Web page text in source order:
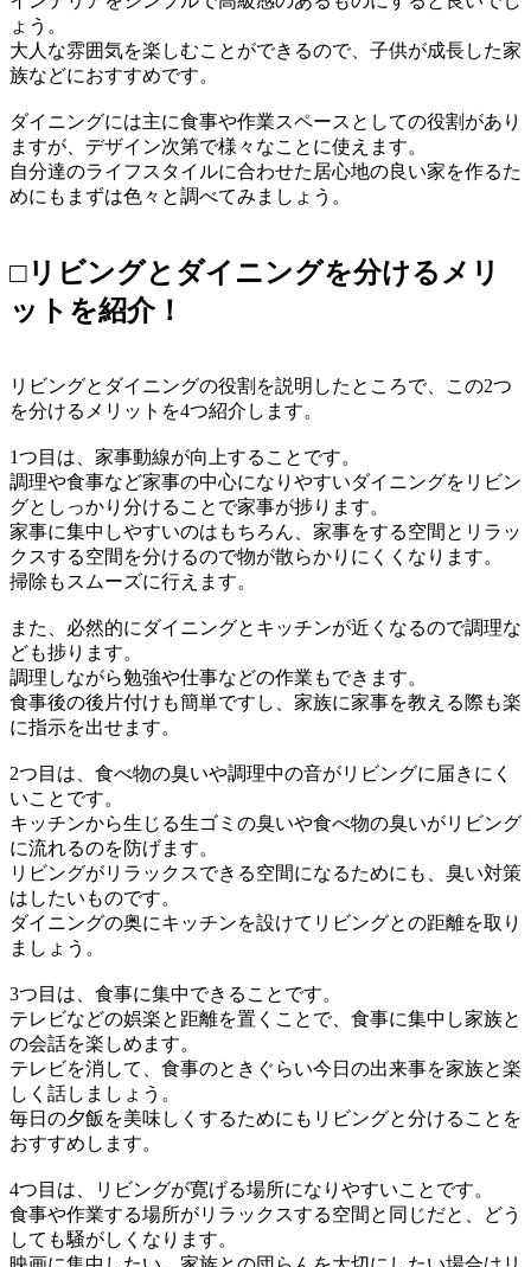
ょう。
大人な雰囲気を楽しむことができるので、子供が成長した家
族などにおすすめです。
ダイニングには主に食事や作業スペースとしての役割があり
ますが、デザイン次第で様々なことに使えます。
自分達のライフスタイルに合わせた居心地の良い家を作るた
めにもまずは色々と調べてみましょう。
□リビングとダイニングを分けるメリ
ットを紹介！
リビングとダイニングの役割を説明したところで、この2つ
を分けるメリットを4つ紹介します。
1つ目は、家事動線が向上することです。
調理や食事など家事の中心になりやすいダイニングをリビン
グとしっかり分けることで家事が捗ります。
家事に集中しやすいのはもちろん、家事をする空間とリラッ
クスする空間を分けるので物が散らかりにくくなります。
掃除もスムーズに行えます。
また、必然的にダイニングとキッチンが近くなるので調理な
ども捗ります。
調理しながら勉強や仕事などの作業もできます。
食事後の後片付けも簡単ですし、家族に家事を教える際も楽
に指示を出せます。
2つ目は、食べ物の臭いや調理中の音がリビングに届きにく
いことです。
キッチンから生じる生ゴミの臭いや食べ物の臭いがリビング
に流れるのを防げます。
リビングがリラックスできる空間になるためにも、臭い対策
はしたいものです。
ダイニングの奥にキッチンを設けてリビングとの距離を取り
ましょう。
3つ目は、食事に集中できることです。
テレビなどの娯楽と距離を置くことで、食事に集中し家族と
の会話を楽しめます。
テレビを消して、食事のときぐらい今日の出来事を家族と楽
しく話しましょう。
毎日の夕飯を美味しくするためにもリビングと分けることを
おすすめします。
4つ目は、リビングが寛げる場所になりやすいことです。
食事や作業する場所がリラックスする空間と同じだと、どう
しても騒がしくなります。